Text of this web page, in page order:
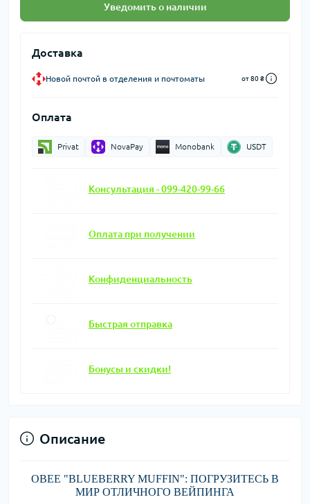
Уведомить о наличии
Доставка
Новой почтой в отделения и почтоматы от 80 ₴
Оплата
Privat NovaPay Monobank USDT
Консультация - 099-420-99-66
Оплата при получении
Конфиденциальность
Быстрая отправка
Бонусы и скидки!
Описание
OBEE "BLUEBERRY MUFFIN": ПОГРУЗИТЕСЬ В
МИР ОТЛИЧНОГО ВЕЙПИНГА